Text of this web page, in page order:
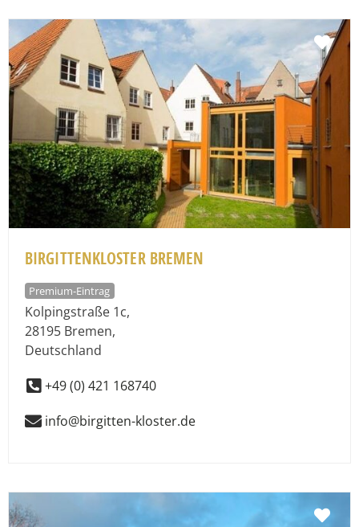
BIRGITTENKLOSTER BREMEN
Premium-Eintrag
Kolpingstraße 1c,
28195 Bremen,
Deutschland
+49 (0) 421 168740
info@birgitten-kloster.de